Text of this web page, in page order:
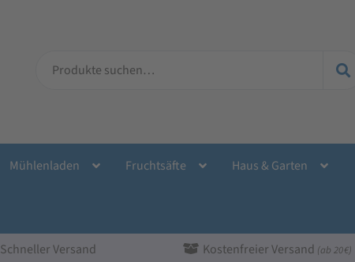
nach:
Mühlenladen Fruchtsäfte Haus & Garten
Schneller Versand Kostenfreier Versand (ab 20 €)